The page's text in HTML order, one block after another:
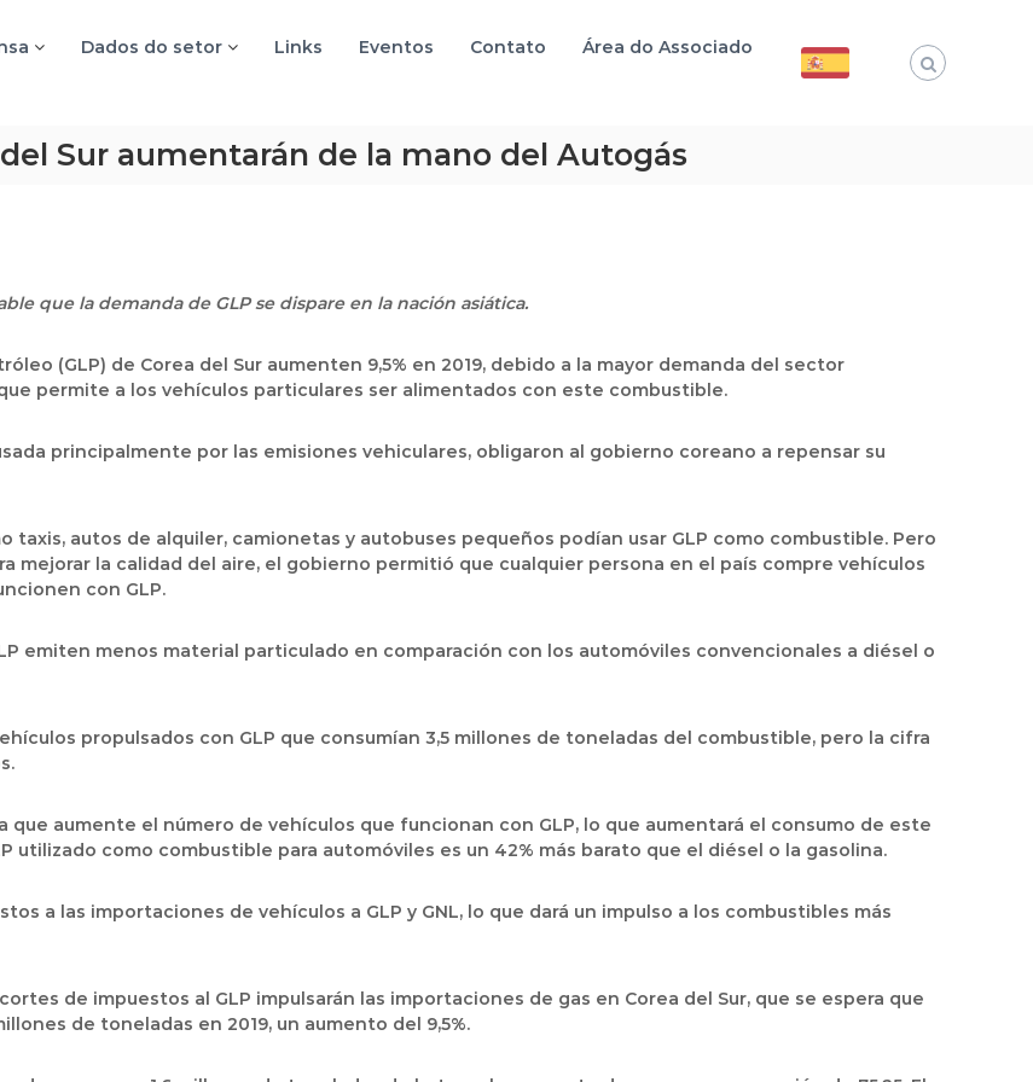
Dados do setor Links Eventos Contato Área do Associado
Sur aumentarán de la mano del Autogás
que la demanda de GLP se dispare en la nación asiática.
(GLP) de Corea del Sur aumenten 9,5% en 2019, debido a la mayor demanda del sector
permite a los vehículos particulares ser alimentados con este combustible.
principalmente por las emisiones vehiculares, obligaron al gobierno coreano a repensar su
taxis, autos de alquiler, camionetas y autobuses pequeños podían usar GLP como combustible. Pero
mejorar la calidad del aire, el gobierno permitió que cualquier persona en el país compre vehículos
con GLP.
emiten menos material particulado en comparación con los automóviles convencionales a diésel o
propulsados ​​con GLP que consumían 3,5 millones de toneladas del combustible, pero la cifra
aumente el número de vehículos que funcionan con GLP, lo que aumentará el consumo de este
utilizado como combustible para automóviles es un 42% más barato que el diésel o la gasolina.
a las importaciones de vehículos a GLP y GNL, lo que dará un impulso a los combustibles más
de impuestos al GLP impulsarán las importaciones de gas en Corea del Sur, que se espera que
de toneladas en 2019, un aumento del 9,5%.